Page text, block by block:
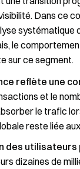
Dans ce
systématique
le
sur ce segment.
reflète une
et le
le trafic
reste liée
des
dizaines de